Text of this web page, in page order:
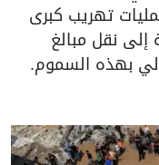
تهريب كبرى
نقل مبالغ
بهذه السموم.